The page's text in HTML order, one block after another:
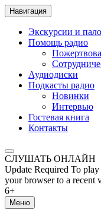
Навигация
Экскурсии и
Помощь радио
Аудиодиски
Подкасты радио
Новинки
Интервью
Гостевая книга
Контакты
СЛУШАТЬ ОНЛАЙН
Update Required To play
your browser to a recent
6+
Меню